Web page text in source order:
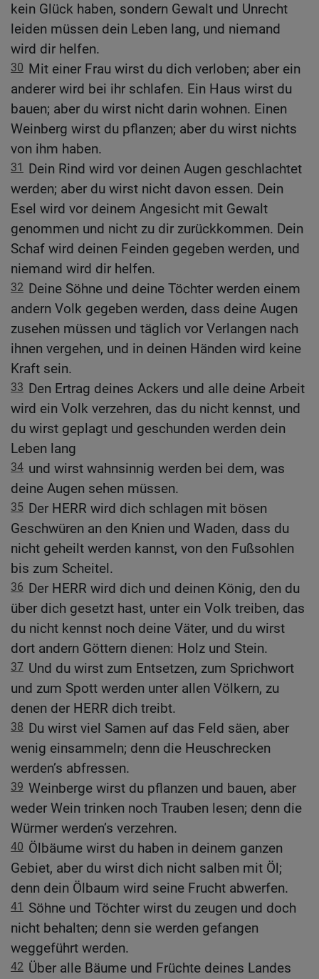
kein Glück haben, sondern Gewalt und Unrecht
leiden müssen dein Leben lang, und niemand
wird dir helfen.
30 Mit einer Frau wirst du dich verloben; aber ein
anderer wird bei ihr schlafen. Ein Haus wirst du
bauen; aber du wirst nicht darin wohnen. Einen
Weinberg wirst du pflanzen; aber du wirst nichts
von ihm haben.
31
Dein Rind wird vor deinen Augen geschlachtet
werden; aber du wirst nicht davon essen. Dein
Esel wird vor deinem Angesicht mit Gewalt
genommen und nicht zu dir zurückkommen. Dein
Schaf wird deinen Feinden gegeben werden, und
niemand wird dir helfen.
32 Deine Söhne und deine Töchter werden einem
andern Volk gegeben werden, dass deine Augen
zusehen müssen und täglich vor Verlangen nach
ihnen vergehen, und in deinen Händen wird keine
Kraft sein.
33 Den Ertrag deines Ackers und alle deine Arbeit
wird ein Volk verzehren, das du nicht kennst, und
du wirst geplagt und geschunden werden dein
Leben lang
34 und wirst wahnsinnig werden bei dem, was
deine Augen sehen müssen.
35 Der HERR wird dich schlagen mit bösen
Geschwüren an den Knien und Waden, dass du
nicht geheilt werden kannst, von den Fußsohlen
bis zum Scheitel.
36 Der HERR wird dich und deinen König, den du
über dich gesetzt hast, unter ein Volk treiben, das
du nicht kennst noch deine Väter, und du wirst
dort andern Göttern dienen: Holz und Stein.
37 Und du wirst zum Entsetzen, zum Sprichwort
und zum Spott werden unter allen Völkern, zu
denen der HERR dich treibt.
38 Du wirst viel Samen auf das Feld säen, aber
wenig einsammeln; denn die Heuschrecken
werden’s abfressen.
39 Weinberge wirst du pflanzen und bauen, aber
weder Wein trinken noch Trauben lesen; denn die
Würmer werden’s verzehren.
40 Ölbäume wirst du haben in deinem ganzen
Gebiet, aber du wirst dich nicht salben mit Öl;
denn dein Ölbaum wird seine Frucht abwerfen.
41
Söhne und Töchter wirst du zeugen und doch
nicht behalten; denn sie werden gefangen
weggeführt werden.
42 Über alle Bäume und Früchte deines Landes